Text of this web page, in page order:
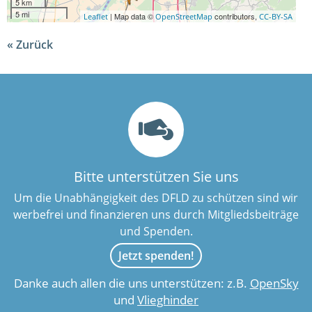
5 mi
Leaflet| Map data ©OpenStreetMap contributors,CC-BY-SA
Zurück
Bitte unterstützen Sie uns
Um die Unabhängigkeit des DFLD zu schützen sind wir
werbefrei und finanzieren uns durch Mitgliedsbeiträge
und Spenden.
Jetzt spenden!
Danke auch allen die uns unterstützen: z.B. OpenSky
und Vlieghinder